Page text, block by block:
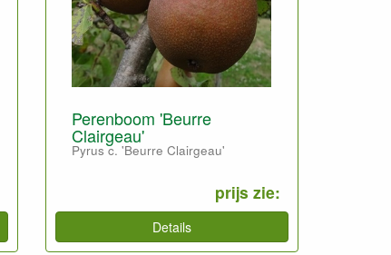
Perenboom 'Beurre
Clairgeau'
Pyrus c. 'Beurre Clairgeau'
prijs zie:
Details